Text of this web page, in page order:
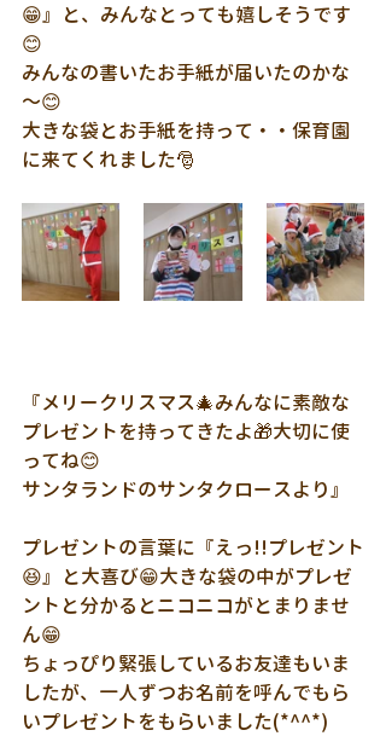
😁』と、みんなとっても嬉しそうです
😊
みんなの書いたお手紙が届いたのかな
～😊
大きな袋とお手紙を持って・・保育園
に来てくれました🎅
『メリークリスマス🎄みんなに素敵な
プレゼントを持ってきたよ🎁大切に使
ってね😊
サンタランドのサンタクロースより』
プレゼントの言葉に『えっ!!プレゼント
😆』と大喜び😁大きな袋の中がプレゼ
ントと分かるとニコニコがとまりませ
ん😁
ちょっぴり緊張しているお友達もいま
したが、一人ずつお名前を呼んでもら
いプレゼントをもらいました(*^^*)